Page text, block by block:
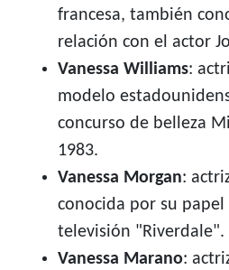
francesa, también
relación con el actor
Vanessa Williams:
modelo
concurso de belleza
1983.
Vanessa Morgan:
conocida por su papel
televisión "Riverdale".
Vanessa Marano: